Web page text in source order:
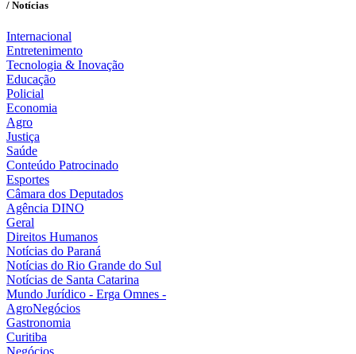
/ Notícias
Internacional
Entretenimento
Tecnologia & Inovação
Educação
Policial
Economia
Agro
Justiça
Saúde
Conteúdo Patrocinado
Esportes
Câmara dos Deputados
Agência DINO
Geral
Direitos Humanos
Notícias do Paraná
Notícias do Rio Grande do Sul
Notícias de Santa Catarina
Mundo Jurídico - Erga Omnes -
AgroNegócios
Gastronomia
Curitiba